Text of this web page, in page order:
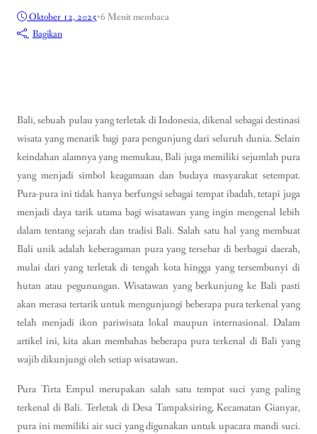
Oktober 12, 2025•6 Menit membaca
Bagikan
Bali, sebuah pulau yang terletak di Indonesia, dikenal sebagai destinasi
wisata yang menarik bagi para pengunjung dari seluruh dunia. Selain
keindahan alamnya yang memukau, Bali juga memiliki sejumlah pura
yang menjadi simbol keagamaan dan budaya masyarakat setempat.
Pura-pura ini tidak hanya berfungsi sebagai tempat ibadah, tetapi juga
menjadi daya tarik utama bagi wisatawan yang ingin mengenal lebih
dalam tentang sejarah dan tradisi Bali. Salah satu hal yang membuat
Bali unik adalah keberagaman pura yang tersebar di berbagai daerah,
mulai dari yang terletak di tengah kota hingga yang tersembunyi di
hutan atau pegunungan. Wisatawan yang berkunjung ke Bali pasti
akan merasa tertarik untuk mengunjungi beberapa pura terkenal yang
telah menjadi ikon pariwisata lokal maupun internasional. Dalam
artikel ini, kita akan membahas beberapa pura terkenal di Bali yang
wajib dikunjungi oleh setiap wisatawan.
Pura Tirta Empul merupakan salah satu tempat suci yang paling
terkenal di Bali. Terletak di Desa Tampaksiring, Kecamatan Gianyar,
pura ini memiliki air suci yang digunakan untuk upacara mandi suci.